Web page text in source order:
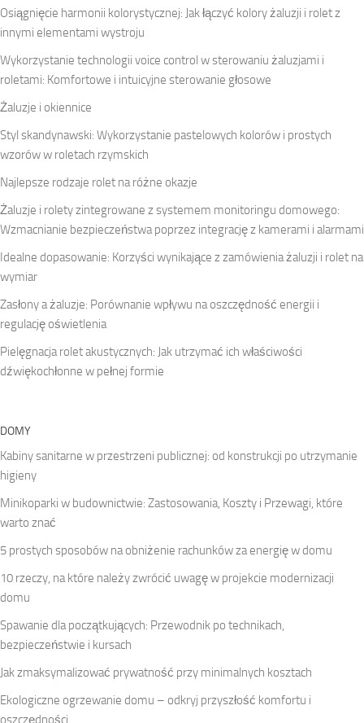
Osiągnięcie harmonii kolorystycznej: Jak łączyć kolory żaluzji i rolet z
innymi elementami wystroju
Wykorzystanie technologii voice control w sterowaniu żaluzjami i
roletami: Komfortowe i intuicyjne sterowanie głosowe
Żaluzje i okiennice
Styl skandynawski: Wykorzystanie pastelowych kolorów i prostych
wzorów w roletach rzymskich
Najlepsze rodzaje rolet na różne okazje
Żaluzje i rolety zintegrowane z systemem monitoringu domowego:
Wzmacnianie bezpieczeństwa poprzez integrację z kamerami i alarmami
Idealne dopasowanie: Korzyści wynikające z zamówienia żaluzji i rolet na
wymiar
Zasłony a żaluzje: Porównanie wpływu na oszczędność energii i
regulację oświetlenia
Pielęgnacja rolet akustycznych: Jak utrzymać ich właściwości
dźwiękochłonne w pełnej formie
DOMY
Kabiny sanitarne w przestrzeni publicznej: od konstrukcji po utrzymanie
higieny
Minikoparki w budownictwie: Zastosowania, Koszty i Przewagi, które
warto znać
5 prostych sposobów na obniżenie rachunków za energię w domu
10 rzeczy, na które należy zwrócić uwagę w projekcie modernizacji
domu
Spawanie dla początkujących: Przewodnik po technikach,
bezpieczeństwie i kursach
Jak zmaksymalizować prywatność przy minimalnych kosztach
Ekologiczne ogrzewanie domu – odkryj przyszłość komfortu i
oszczędności